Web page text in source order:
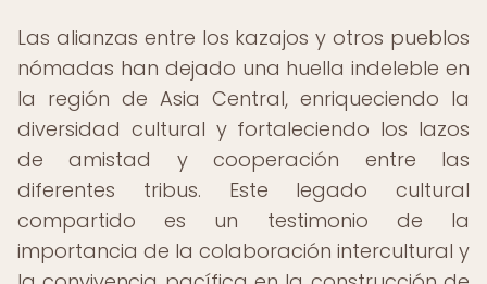
Las alianzas entre los kazajos y otros pueblos
nómadas han dejado una huella indeleble en
la región de Asia Central, enriqueciendo la
diversidad cultural y fortaleciendo los lazos
de amistad y cooperación entre las
diferentes tribus. Este legado cultural
compartido es un testimonio de la
importancia de la colaboración intercultural y